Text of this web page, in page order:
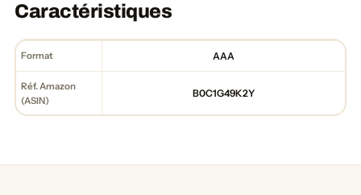
Caractéristiques
Format AAA
Réf. Amazon
(ASIN)
B0C1G49K2Y